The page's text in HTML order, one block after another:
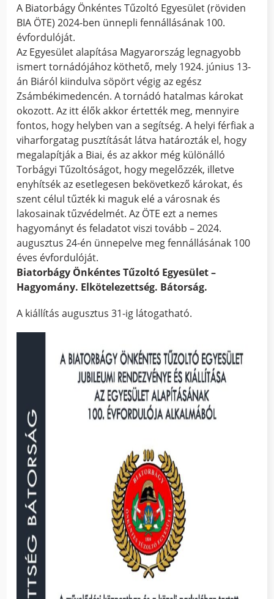
A Biatorbágy Önkéntes Tűzoltó Egyesület (röviden
BIA ÖTE) 2024-ben ünnepli fennállásának 100.
évfordulóját.
Az Egyesület alapítása Magyarország legnagyobb
ismert tornádójához köthető, mely 1924. június 13-
án Biáról kiindulva söpört végig az egész
Zsámbékimedencén. A tornádó hatalmas károkat
okozott. Az itt élők akkor értették meg, mennyire
fontos, hogy helyben van a segítség. A helyi férfiak a
viharforgatag pusztítását látva határozták el, hogy
megalapítják a Biai, és az akkor még különálló
Torbágyi Tűzoltóságot, hogy megelőzzék, illetve
enyhítsék az esetlegesen bekövetkező károkat, és
szent célul tűzték ki maguk elé a városnak és
lakosainak tűzvédelmét. Az ÖTE ezt a nemes
hagyományt és feladatot viszi tovább – 2024.
augusztus 24-én ünnepelve meg fennállásának 100
éves évfordulóját.
Biatorbágy Önkéntes Tűzoltó Egyesület –
Hagyomány. Elkötelezettség. Bátorság.
A kiállítás augusztus 31-ig látogatható.